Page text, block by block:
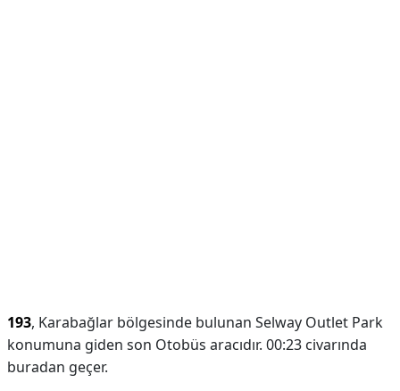
193, Karabağlar bölgesinde bulunan Selway Outlet Park
konumuna giden son Otobüs aracıdır. 00:23 civarında
buradan geçer.